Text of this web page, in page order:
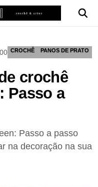
CROCHÊ PANOS DE PRATO
crochê
Passo a
Passo a passo
na decoração na sua